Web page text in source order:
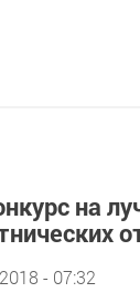
на
- 07:32